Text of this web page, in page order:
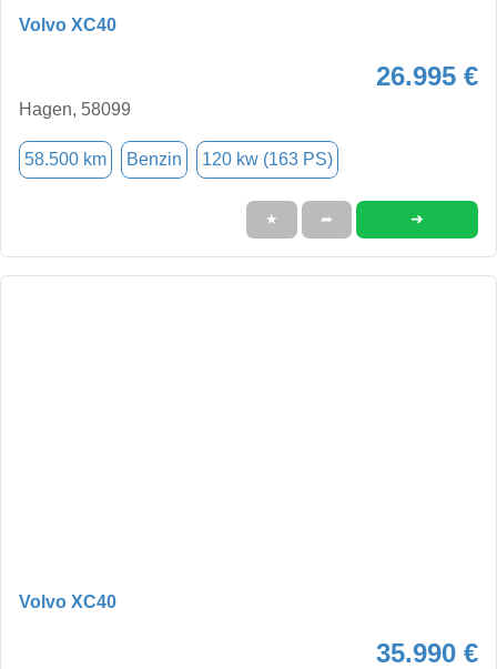
Volvo XC40
26.995 €
Hagen, 58099
58.500 km Benzin 120 kw (163 PS)
★ ➦ ➜
Volvo XC40
35.990 €